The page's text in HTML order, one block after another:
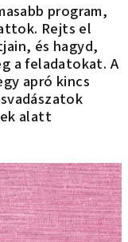
program,
Rejts el
és hagyd,
a feladatokat. A
apró kincs
alatt